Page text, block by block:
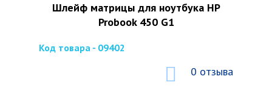
Шлейф матрицы для ноутбука HP
Probook 450 G1
Код товара - 09402
0 отзыва